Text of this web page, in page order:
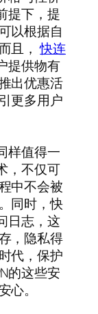
提下，提
以根据自
且，快连
提供物有
出优惠活
更多用户
样值得一
，不仅可
中不会被
同时，快
日志，这
，隐私得
代，保护
的这些安
。